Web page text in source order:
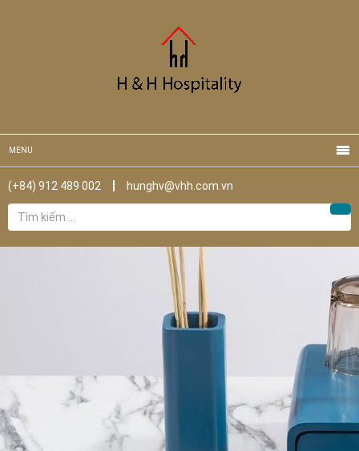
MENU
(+84) 912 489 002
hunghv@vhh.com.vn
Tìm
kiếm
cho: